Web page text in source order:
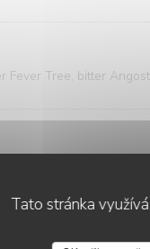
Tato stránka
Fever Tree, bitter
Campari